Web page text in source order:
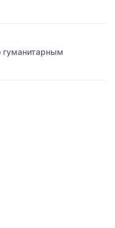
гуманитарным